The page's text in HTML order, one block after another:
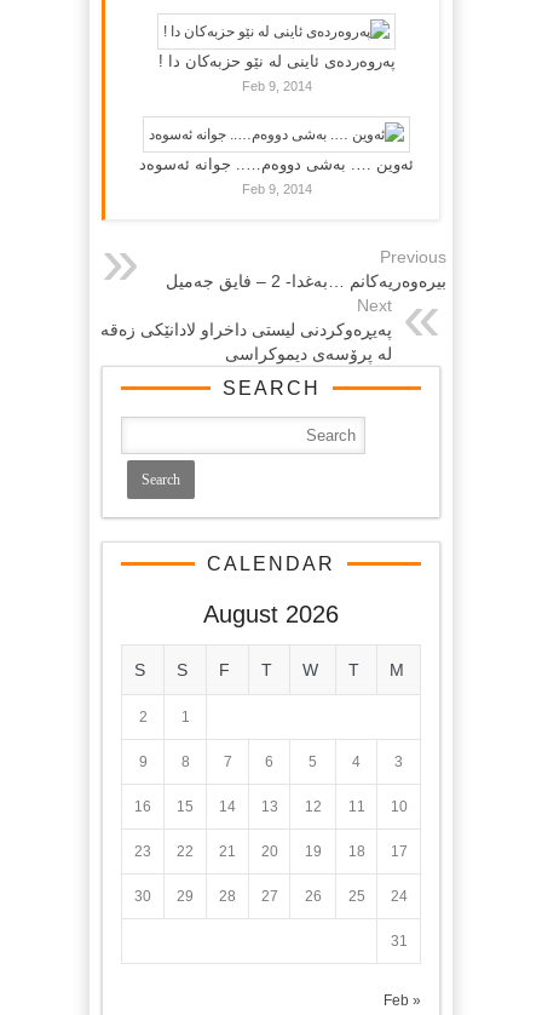
پەروەردەی ئاینی لە نێو حزبەکان دا !
Feb 9, 2014
ئەوین …. بەشی دووەم….. جوانە ئەسوەد
Feb 9, 2014
Previous
بیره‌وه‌ریه‌كانم …به‌غدا- 2 – فایق جه‌میل
Next
په‌یڕه‌وکردنی لیستی داخراو لادانێکی زه‌قه‌
له‌ پرۆسه‌ی دیموکراسی
SEARCH
CALENDAR
August 2026
M
T
W
T
F
S
S
1
2
3
4
5
6
7
8
9
10
11
12
13
14
15
16
17
18
19
20
21
22
23
24
25
26
27
28
29
30
31
« Feb